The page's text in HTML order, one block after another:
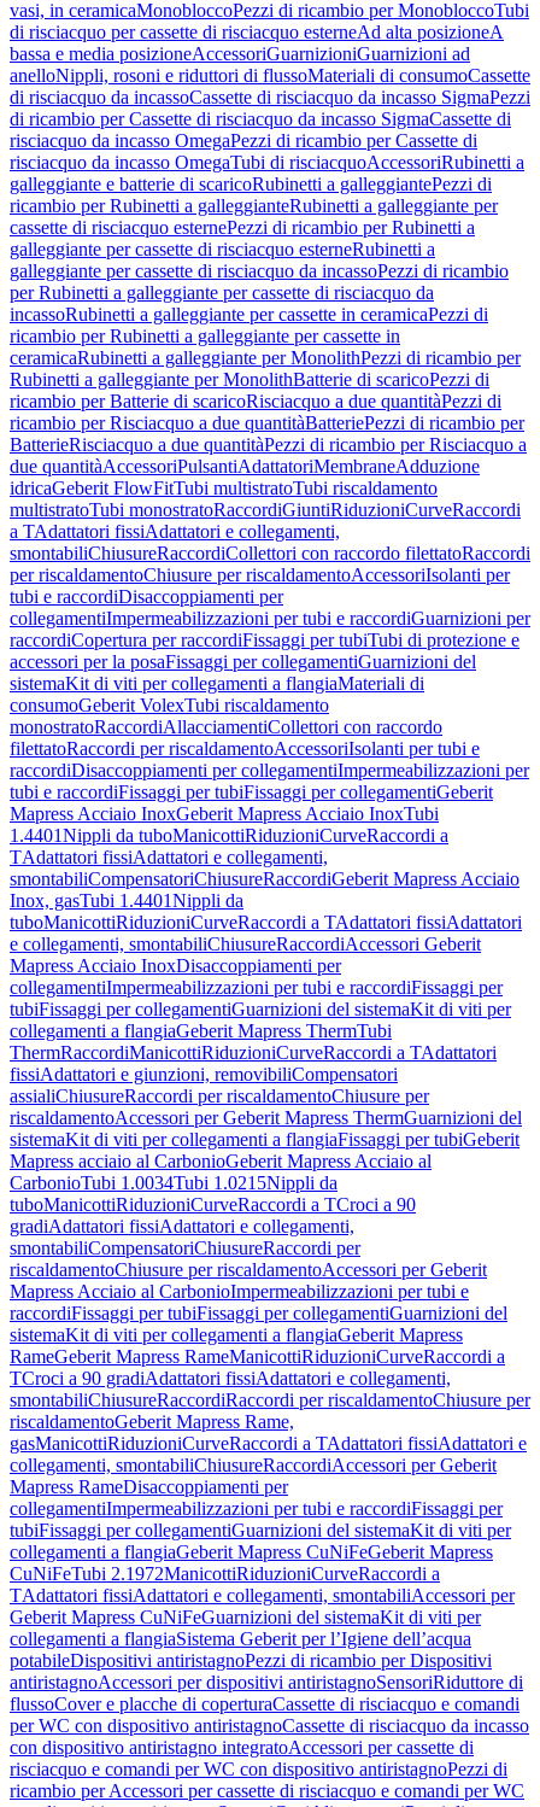
vasi, in ceramicaMonobloccoPezzi di ricambio per MonobloccoTubi
di risciacquo per cassette di risciacquo esterneAd alta posizioneA
bassa e media posizioneAccessoriGuarnizioniGuarnizioni ad
anelloNippli, rosoni e riduttori di flussoMateriali di consumoCassette
di risciacquo da incassoCassette di risciacquo da incasso SigmaPezzi
di ricambio per Cassette di risciacquo da incasso SigmaCassette di
risciacquo da incasso OmegaPezzi di ricambio per Cassette di
risciacquo da incasso OmegaTubi di risciacquoAccessoriRubinetti a
galleggiante e batterie di scaricoRubinetti a galleggiantePezzi di
ricambio per Rubinetti a galleggianteRubinetti a galleggiante per
cassette di risciacquo esternePezzi di ricambio per Rubinetti a
galleggiante per cassette di risciacquo esterneRubinetti a
galleggiante per cassette di risciacquo da incassoPezzi di ricambio
per Rubinetti a galleggiante per cassette di risciacquo da
incassoRubinetti a galleggiante per cassette in ceramicaPezzi di
ricambio per Rubinetti a galleggiante per cassette in
ceramicaRubinetti a galleggiante per MonolithPezzi di ricambio per
Rubinetti a galleggiante per MonolithBatterie di scaricoPezzi di
ricambio per Batterie di scaricoRisciacquo a due quantitàPezzi di
ricambio per Risciacquo a due quantitàBatteriePezzi di ricambio per
BatterieRisciacquo a due quantitàPezzi di ricambio per Risciacquo a
due quantitàAccessoriPulsantiAdattatoriMembraneAdduzione
idricaGeberit FlowFitTubi multistratoTubi riscaldamento
multistratoTubi monostratoRaccordiGiuntiRiduzioniCurveRaccordi
a TAdattatori fissiAdattatori e collegamenti,
smontabiliChiusureRaccordiCollettori con raccordo filettatoRaccordi
per riscaldamentoChiusure per riscaldamentoAccessoriIsolanti per
tubi e raccordiDisaccoppiamenti per
collegamentiImpermeabilizzazioni per tubi e raccordiGuarnizioni per
raccordiCopertura per raccordiFissaggi per tubiTubi di protezione e
accessori per la posaFissaggi per collegamentiGuarnizioni del
sistemaKit di viti per collegamenti a flangiaMateriali di
consumoGeberit VolexTubi riscaldamento
monostratoRaccordiAllacciamentiCollettori con raccordo
filettatoRaccordi per riscaldamentoAccessoriIsolanti per tubi e
raccordiDisaccoppiamenti per collegamentiImpermeabilizzazioni per
tubi e raccordiFissaggi per tubiFissaggi per collegamentiGeberit
Mapress Acciaio InoxGeberit Mapress Acciaio InoxTubi
1.4401Nippli da tuboManicottiRiduzioniCurveRaccordi a
TAdattatori fissiAdattatori e collegamenti,
smontabiliCompensatoriChiusureRaccordiGeberit Mapress Acciaio
Inox, gasTubi 1.4401Nippli da
tuboManicottiRiduzioniCurveRaccordi a TAdattatori fissiAdattatori
e collegamenti, smontabiliChiusureRaccordiAccessori Geberit
Mapress Acciaio InoxDisaccoppiamenti per
collegamentiImpermeabilizzazioni per tubi e raccordiFissaggi per
tubiFissaggi per collegamentiGuarnizioni del sistemaKit di viti per
collegamenti a flangiaGeberit Mapress ThermTubi
ThermRaccordiManicottiRiduzioniCurveRaccordi a TAdattatori
fissiAdattatori e giunzioni, removibiliCompensatori
assialiChiusureRaccordi per riscaldamentoChiusure per
riscaldamentoAccessori per Geberit Mapress ThermGuarnizioni del
sistemaKit di viti per collegamenti a flangiaFissaggi per tubiGeberit
Mapress acciaio al CarbonioGeberit Mapress Acciaio al
CarbonioTubi 1.0034Tubi 1.0215Nippli da
tuboManicottiRiduzioniCurveRaccordi a TCroci a 90
gradiAdattatori fissiAdattatori e collegamenti,
smontabiliCompensatoriChiusureRaccordi per
riscaldamentoChiusure per riscaldamentoAccessori per Geberit
Mapress Acciaio al CarbonioImpermeabilizzazioni per tubi e
raccordiFissaggi per tubiFissaggi per collegamentiGuarnizioni del
sistemaKit di viti per collegamenti a flangiaGeberit Mapress
RameGeberit Mapress RameManicottiRiduzioniCurveRaccordi a
TCroci a 90 gradiAdattatori fissiAdattatori e collegamenti,
smontabiliChiusureRaccordiRaccordi per riscaldamentoChiusure per
riscaldamentoGeberit Mapress Rame,
gasManicottiRiduzioniCurveRaccordi a TAdattatori fissiAdattatori e
collegamenti, smontabiliChiusureRaccordiAccessori per Geberit
Mapress RameDisaccoppiamenti per
collegamentiImpermeabilizzazioni per tubi e raccordiFissaggi per
tubiFissaggi per collegamentiGuarnizioni del sistemaKit di viti per
collegamenti a flangiaGeberit Mapress CuNiFeGeberit Mapress
CuNiFeTubi 2.1972ManicottiRiduzioniCurveRaccordi a
TAdattatori fissiAdattatori e collegamenti, smontabiliAccessori per
Geberit Mapress CuNiFeGuarnizioni del sistemaKit di viti per
collegamenti a flangiaSistema Geberit per l’Igiene dell’acqua
potabileDispositivi antiristagnoPezzi di ricambio per Dispositivi
antiristagnoAccessori per dispositivi antiristagnoSensoriRiduttore di
flussoCover e placche di coperturaCassette di risciacquo e comandi
per WC con dispositivo antiristagnoCassette di risciacquo da incasso
con dispositivo antiristagno integratoAccessori per cassette di
risciacquo e comandi per WC con dispositivo antiristagnoPezzi di
ricambio per Accessori per cassette di risciacquo e comandi per WC